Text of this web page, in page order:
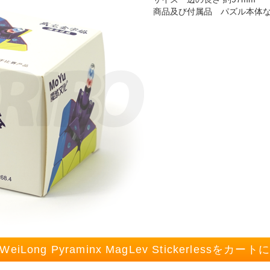
商品及び付属品 パズル本体
Pyraminx MagLev Stickerlessをカートに